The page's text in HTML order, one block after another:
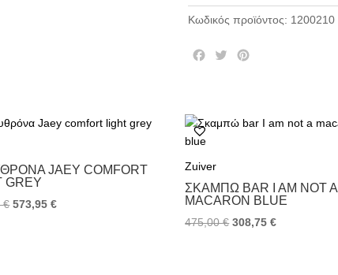
Κωδικός προϊόντος: 1200210
k
JAEY COMFORT
GREY
€ 573,95€
Zuiver
ΣΚΑΜΠΏ BAR I AM NOT A
MACARON BLUE
475,00€ 308,75€